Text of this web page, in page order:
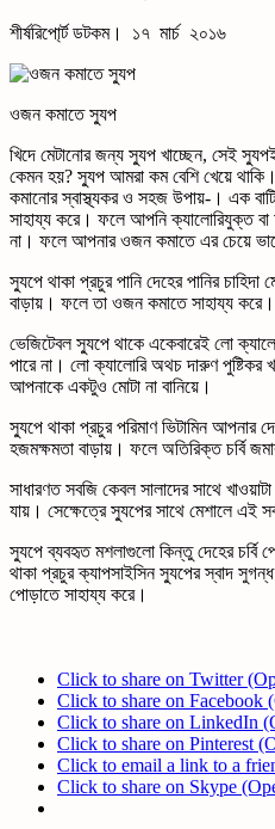
শীর্ষরিপো্র্ট ডটকম। ১৭ মার্চ ২০১৬
ওজন কমাতে স্যুপ
খিদে মেটানোর জন্য স্যুপ খাচ্ছেন, সেই
কেমন হয়? স্যুপ আমরা কম বেশি খেয়ে
কমানোর স্বাস্থ্যকর ও সহজ উপায়-। এক
সাহায্য করে। ফলে আপনি ক্যালোরিযুক্ত বা
না। ফলে আপনার ওজন কমাতে এর চেয়ে
স্যুপে থাকা প্রচুর পানি দেহের পানির
বাড়ায়। ফলে তা ওজন কমাতে সাহায্য করে।
ভেজিটেবল স্যুপে থাকে একেবারেই লো
পারে না। লো ক্যালোরি অথচ দারুণ পুষ্টিকর
আপনাকে একটুও মোটা না বানিয়ে।
স্যুপে থাকা প্রচুর পরিমাণ ভিটামিন আপনার
হজমক্ষমতা বাড়ায়। ফলে অতিরিক্ত চর্বি
সাধারণত সবজি কেবল সালাদের সাথে
যায়। সেক্ষেত্রে স্যুপের সাথে মেশালে এই
স্যুপে ব্যবহৃত মশলাগুলো কিন্তু দেহের চর্বি
থাকা প্রচুর ক্যাপসাইসিন স্যুপের স্বাদ
পোড়াতে সাহায্য করে।
Click to share on Twitter
Click to share on Facebook
Click to share on LinkedIn
Click to share on Pinterest
Click to email a link to a
Click to share on Skype